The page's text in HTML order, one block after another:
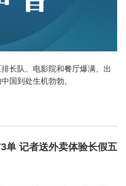
长队、电影院和餐厅爆满、出
国到处生机勃勃。
单 记者送外卖体验长假五